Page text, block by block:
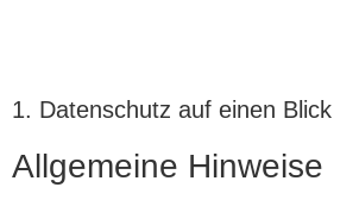
1. Datenschutz auf einen Blick
Allgemeine Hinweise